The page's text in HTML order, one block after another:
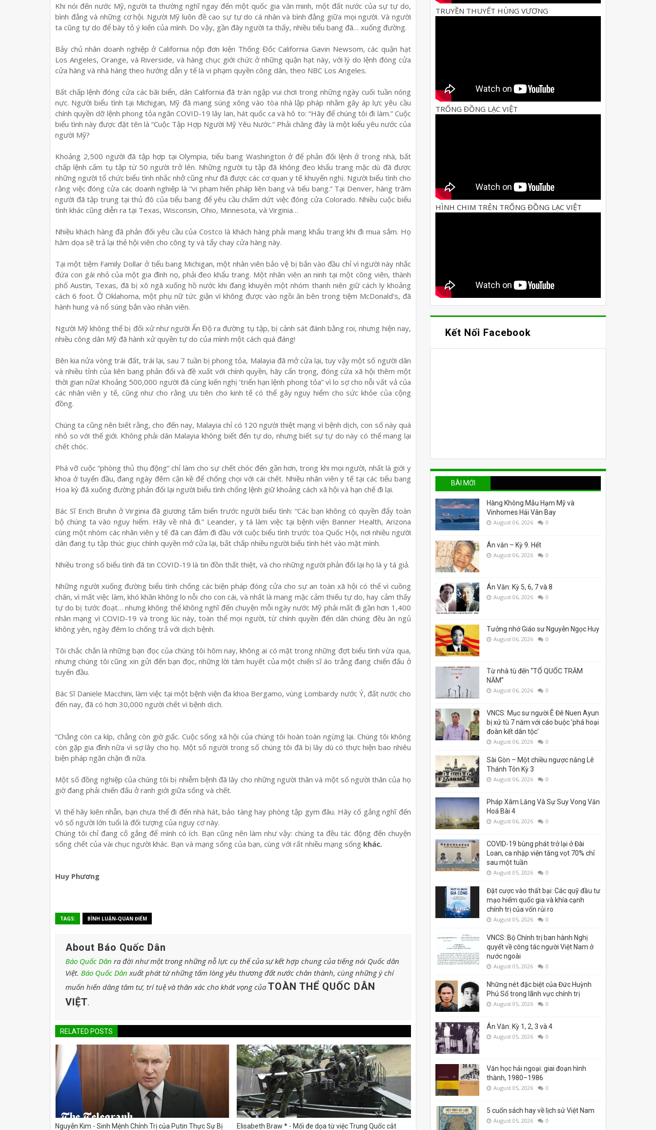
Khi nói đến nước Mỹ, người ta thường nghĩ ngay đến một quốc gia văn minh, một đất nước của sự tự do,
bình đẳng và những cơ hội. Người Mỹ luôn đề cao sự tự do cá nhân và bình đẳng giữa mọi người. Và người
ta cũng tự do để bày tỏ ý kiến của mình. Do vậy, gần đây người ta thấy, nhiều tiểu bang đã… xuống đường.
Bảy chủ nhân doanh nghiệp ở California nộp đơn kiện Thống Đốc California Gavin Newsom, các quận hạt
Los Angeles, Orange, và Riverside, và hàng chục giới chức ở những quận hạt này, với lý do lệnh đóng cửa
cửa hàng và nhà hàng theo hướng dẫn y tế là vi phạm quyền công dân, theo NBC Los Angeles.
Bất chấp lệnh đóng cửa các bãi biển, dân California đã tràn ngập vui chơi trong những ngày cuối tuần nóng
nực. Người biểu tình tại Michigan, Mỹ đã mang súng xông vào tòa nhà lập pháp nhằm gây áp lực yêu cầu
chính quyền dỡ lệnh phong tỏa ngăn COVID-19 lây lan, hát quốc ca và hô to: “Hãy để chúng tôi đi làm.” Cuộc
biểu tình này được đặt tên là “Cuộc Tập Hợp Người Mỹ Yêu Nước.” Phải chăng đây là một kiểu yêu nước của
người Mỹ?
Khoảng 2,500 người đã tập hợp tại Olympia, tiểu bang Washington ở để phản đối lệnh ở trong nhà, bất
chấp lệnh cấm tụ tập từ 50 người trở lên. Những người tụ tập đã không đeo khẩu trang mặc dù đã được
những người tổ chức biểu tình nhắc nhở cũng như đã được các cơ quan y tế khuyến nghị. Người biểu tình cho
rằng việc đóng cửa các doanh nghiệp là “vi phạm hiến pháp liên bang và tiểu bang.” Tại Denver, hàng trăm
người đã tập trung tại thủ đô của tiểu bang để yêu cầu chấm dứt việc đóng cửa Colorado. Nhiều cuộc biểu
tình khác cũng diễn ra tại Texas, Wisconsin, Ohio, Minnesota, và Virginia…
Nhiều khách hàng đã phản đối yêu cầu của Costco là khách hàng phải mang khẩu trang khi đi mua sắm. Họ
hăm dọa sẽ trả lại thẻ hội viên cho công ty và tẩy chay cửa hàng này.
Tại một tiệm Family Dollar ở tiểu bang Michigan, một nhân viên bảo vệ bị bắn vào đầu chỉ vì người này nhắc
đứa con gái nhỏ của một gia đình nọ, phải đeo khẩu trang. Một nhân viên an ninh tại một công viên, thành
phố Austin, Texas, đã bị xô ngã xuống hồ nước khi đang khuyên một nhóm thanh niên giữ cách ly khoảng
cách 6 foot. Ở Oklahoma, một phụ nữ tức giận vì không được vào ngồi ăn bên trong tiệm McDonald’s, đã
hành hung và nổ súng bắn vào nhân viên.
Người Mỹ không thể bị đối xử như người Ấn Độ ra đường tụ tập, bị cảnh sát đánh bằng roi, nhưng hiện nay,
nhiều công dân Mỹ đã hành xử quyền tự do của mình một cách quá đáng!
Bên kia nửa vòng trái đất, trái lại, sau 7 tuần bị phong tỏa, Malayia đã mở cửa lại, tuy vậy một số người dân
và nhiều tỉnh của liên bang phản đối và đề xuất với chính quyền, hãy cẩn trọng, đóng cửa xã hội thêm một
thời gian nữa! Khoảng 500,000 người đã cùng kiến nghị ‘triển hạn lệnh phong tỏa” vì lo sợ cho nỗi vất vả của
các nhân viên y tế, cũng như cho rằng ưu tiên cho kinh tế có thể gây nguy hiểm cho sức khỏe của cộng
đồng.
Chúng ta cũng nên biết rằng, cho đến nay, Malayia chỉ có 120 người thiệt mạng vì bệnh dịch, con số này quá
nhỏ so với thế giới. Không phải dân Malayia không biết đến tự do, nhưng biết sự tự do này có thể mang lại
chết chóc.
Phá vỡ cuộc “phòng thủ thụ động” chỉ làm cho sự chết chóc đến gần hơn, trong khi mọi người, nhất là giới y
khoa ở tuyến đầu, đang ngày đêm cận kề để chống chọi với cái chết. Nhiều nhân viên y tế tại các tiểu bang
Hoa kỳ đã xuống đường phản đối lại người biểu tình chống lệnh giữ khoảng cách xã hội và hạn chế đi lại.
Bác Sĩ Erich Bruhn ở Virginia đã giương tấm biển trước người biểu tình: “Các bạn không có quyền đẩy toàn
bộ chúng ta vào nguy hiểm. Hãy về nhà đi.” Leander, y tá làm việc tại bệnh viện Banner Health, Arizona
cùng một nhóm các nhân viên y tế đã can đảm đi đầu với cuộc biểu tình trước tòa Quốc Hội, nơi nhiều người
dân đang tụ tập thúc giục chính quyền mở cửa lại, bất chấp nhiều người biểu tình hét vào mặt mình.
Nhiều trong số biểu tình đã tin COVID-19 là tin đồn thất thiệt, và cho những người phản đối lại họ là y tá giả.
Những người xuống đường biểu tình chống các biện pháp đóng cửa cho sự an toàn xã hội có thể vì cuồng
chân, vì mất việc làm, khó khăn không lo nỗi cho con cái, và nhất là mang mặc cảm thiếu tự do, hay cảm thấy
tự do bị tước đoạt… nhưng không thể không nghĩ đến chuyện mỗi ngày nước Mỹ phải mất đi gần hơn 1,400
nhân mạng vì COVID-19 và trong lúc này, toàn thể mọi người, từ chính quyền đến dân chúng đều ăn ngủ
không yên, ngày đêm lo chống trả với dịch bệnh.
Tôi chắc chắn là những bạn đọc của chúng tôi hôm nay, không ai có mặt trong những đợt biểu tình vừa qua,
nhưng chúng tôi cũng xin gửi đến bạn đọc, những lời tâm huyết của một chiến sĩ áo trắng đang chiến đấu ở
tuyến đầu.
Bác Sĩ Daniele Macchini, làm việc tại một bệnh viện đa khoa Bergamo, vùng Lombardy nước Ý, đất nước cho
đến nay, đã có hơn 30,000 người chết vì bệnh dịch.
“Chẳng còn ca kíp, chẳng còn giờ giấc. Cuộc sống xã hội của chúng tôi hoàn toàn ngừng lại. Chúng tôi không
còn gặp gia đình nữa vì sợ lây cho họ. Một số người trong số chúng tôi đã bị lây dù có thực hiện bao nhiêu
biện pháp ngăn chặn đi nữa.
Một số đồng nghiệp của chúng tôi bị nhiễm bệnh đã lây cho những người thân và một số người thân của họ
giờ đang phải chiến đấu ở ranh giới giữa sống và chết.
Vì thế hãy kiên nhẫn, bạn chưa thể đi đến nhà hát, bảo tàng hay phòng tập gym đâu. Hãy cố gắng nghĩ đến
vô số người lớn tuổi là đối tượng của nguy cơ này.
Chúng tôi chỉ đang cố gắng để mình có ích. Bạn cũng nên làm như vậy: chúng ta đều tác động đến chuyện
sống chết của vài chục người khác. Bạn và mạng sống của bạn, cùng với rất nhiều mạng sống khác.
Huy Phương
TAGS: BÌNH LUẬN-QUAN ĐIỂM
About Báo Quốc Dân
Báo Quốc Dân ra đời như một trong những nỗ lực cụ thể của sự kết hợp chung của tiếng nói Quốc dân
Việt. Báo Quốc Dân xuất phát từ những tấm lòng yêu thương đất nước chân thành, cùng những ý chí
muốn hiến dâng tâm tư, trí tuệ và thân xác cho khát vọng của TOÀN THỂ QUỐC DÂN
VIỆT.
RELATED POSTS
Nguyễn Kim - Sinh Mệnh Chính Trị của Putin Thực Sự Bị Elisabeth Braw * - Mối đe dọa từ việc Trung Quốc cắt
TRUYỀN THUYẾT HÙNG VƯƠNG
TRỐNG ĐỒNG LẠC VIỆT
HÌNH CHIM TRÊN TRỐNG ĐỒNG LẠC VIỆT
Kết Nối Facebook
BÀI MỚI
Hàng Không Mẫu Hạm Mỹ và
Vinhomes Hải Vân Bay
August 06, 2026 0
Án văn – Kỳ 9. Hết
August 06, 2026 0
Án Văn: Kỳ 5, 6, 7 và 8
August 06, 2026 0
Tưởng nhớ Giáo sư Nguyễn Ngọc Huy
August 06, 2026 0
Từ nhà tù đến “TỔ QUỐC TRĂM
NĂM”
August 06, 2026 0
VNCS: Mục sư người Ê Đê Nuen Ayun
bị xử tù 7 năm với cáo buộc 'phá hoại
đoàn kết dân tộc'
August 06, 2026 0
Sài Gòn – Một chiều ngược nắng Lê
Thánh Tôn Kỳ 3
August 06, 2026 0
Pháp Xâm Lăng Và Sự Suy Vong Văn
Hoá Bài 4
August 06, 2026 0
COVID-19 bùng phát trở lại ở Đài
Loan, ca nhập viện tăng vọt 70% chỉ
sau một tuần
August 05, 2026 0
Đặt cược vào thất bại: Các quỹ đầu tư
mạo hiểm quốc gia và khía cạnh
chính trị của vốn rủi ro
August 05, 2026 0
VNCS: Bộ Chính trị ban hành Nghị
quyết về công tác người Việt Nam ở
nước ngoài
August 05, 2026 0
Những nét đặc biệt của Đức Huỳnh
Phú Sổ trong lãnh vực chính trị
August 05, 2026 0
Án Văn: Kỳ 1, 2, 3 và 4
August 05, 2026 0
Văn học hải ngoại: giai đoạn hình
thành, 1980–1986
August 05, 2026 0
5 cuốn sách hay về lịch sử Việt Nam
August 05, 2026 0